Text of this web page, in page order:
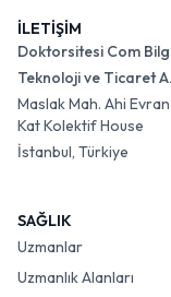
İLETİŞİM
Doktorsitesi Com
Teknoloji ve Ticaret
Maslak Mah. Ahi
Kat Kolektif House
İstanbul, Türkiye
SAĞLIK
Uzmanlar
Uzmanlık Alanları